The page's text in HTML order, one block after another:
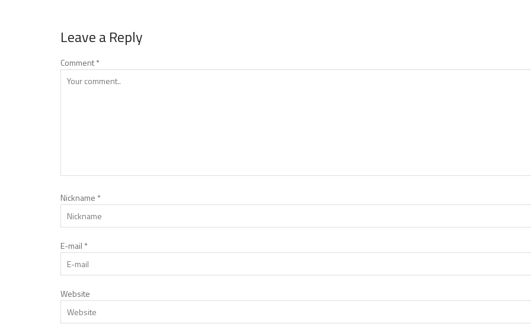
Leave a Reply
Comment*
Nickname *
E-mail *
Website